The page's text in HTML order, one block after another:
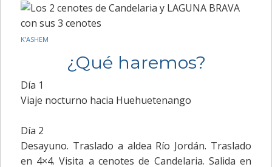
K’ASHEM
¿Qué haremos?
Día 1
Viaje nocturno hacia Huehuetenango
Día 2
Desayuno. Traslado a aldea Río Jordán. Traslado
en 4×4. Visita a cenotes de Candelaria. Salida en